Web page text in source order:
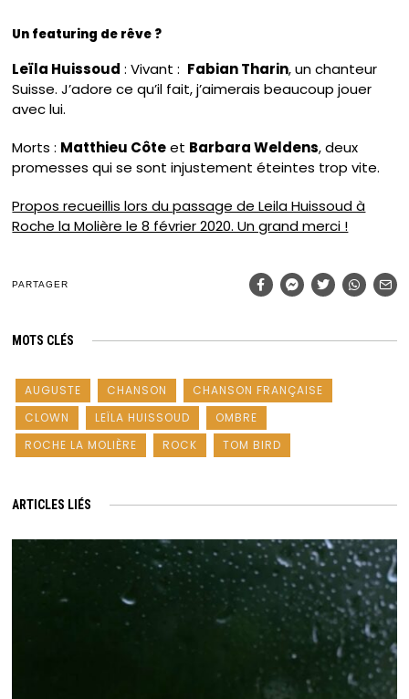
Un featuring de rêve ?
Leïla Huissoud : Vivant : Fabian Tharin, un chanteur
Suisse. J’adore ce qu’il fait, j’aimerais beaucoup jouer
avec lui.
Morts : Matthieu Côteet Barbara Weldens, deux
promesses qui se sont injustement éteintes trop vite.
Propos recueillis lors du passage de Leila Huissoud à
Roche la Molière le 8 février 2020. Un grand merci !
PARTAGER
MOTS CLÉS
AUGUSTE CHANSON
CHANSON FRANÇAISE
CLOWN
LEÏLA HUISSOUD
OMBRE
ROCHE LA MOLIÈRE
ROCK TOM BIRD
ARTICLES LIÉS